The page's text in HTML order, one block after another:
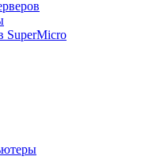
SuperMicro